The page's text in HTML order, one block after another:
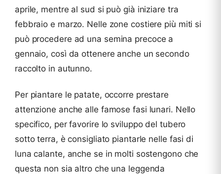
aprile, mentre al sud si può già iniziare tra
febbraio e marzo. Nelle zone costiere più miti si
può procedere ad una semina precoce a
gennaio, così da ottenere anche un secondo
raccolto in autunno.
Per piantare le patate, occorre prestare
attenzione anche alle famose fasi lunari. Nello
specifico, per favorire lo sviluppo del tubero
sotto terra, è consigliato piantarle nelle fasi di
luna calante, anche se in molti sostengono che
questa non sia altro che una leggenda